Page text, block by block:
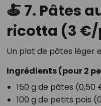
🍝 7. Pâtes
ricotta (3
Un plat de pâtes léger
Ingrédients(pour 2
150 g de pâtes (0,50
100 g de petits pois